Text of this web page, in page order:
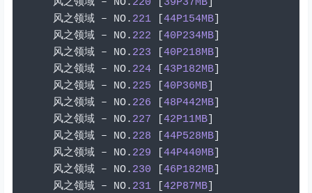
风之领域
– NO. 221 44P154MB]
风之领域
– NO. 222 40P234MB]
风之领域
– NO. 223 40P218MB]
风之领域
– NO. 224 43P182MB]
风之领域
– NO. 225 40P36MB]
风之领域
– NO. 226 48P442MB]
风之领域
– NO. 227 42P11MB]
风之领域
– NO. 228 44P528MB]
风之领域
– NO. 229 44P440MB]
风之领域
– NO. 230 46P182MB]
风之领域
– NO. 231 42P87MB]